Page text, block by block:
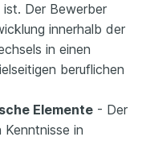
Der Bewerber
innerhalb der
in einen
beruflichen
Elemente - Der
in